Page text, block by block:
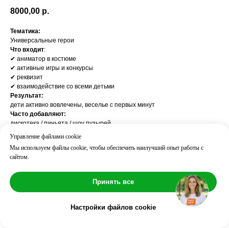
8000,00 р.
Тематика:
Универсальные герои
Что входит:
✔ аниматор в костюме
✔ активные игры и конкурсы
✔ реквизит
✔ взаимодействие со всеми детьми
Результат:
дети активно вовлечены, веселье с первых минут
Часто добавляют:
дискотека / пиньята / шоу пузырей
Возраст: 3+
Длительность: ⏱ 60 мин
Количество детей: до 10
Управление файлами cookie
Мы используем файлы cookie, чтобы обеспечить наилучший опыт работы с
сайтом.
Принять все
Настройки файлов cookie